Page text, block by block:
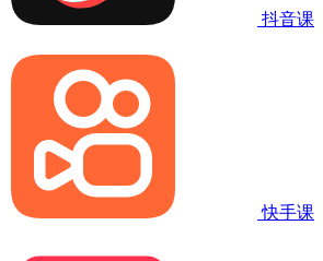
抖音课
快手课